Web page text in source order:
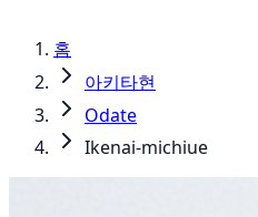
홈
아키타현
Odate
Ikenai-michiue